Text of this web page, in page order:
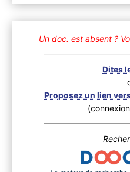
Un doc. est absent ?
Dites
Proposez un lien